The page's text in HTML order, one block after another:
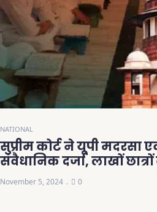
NATIONAL
सुप्रीम कोर्ट ने यूपी मदरसा
संवैधानिक दर्जा, लाखों
November 5, 2024 0